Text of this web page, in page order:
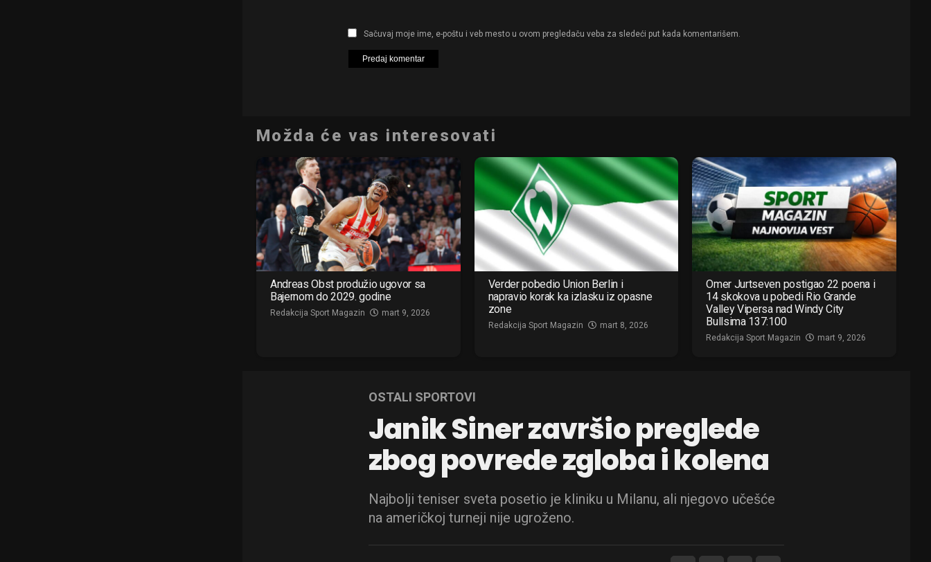
Sačuvaj moje ime, e-poštu i veb mesto u ovom pregledaču veba za sledeći put kada komentarišem.
Možda će vas interesovati
Andreas Obst produžio ugovor sa
Bajernom do 2029. godine
Redakcija Sport Magazin mart 9, 2026
Verder pobedio Union Berlin i
napravio korak ka izlasku iz opasne
zone
Redakcija Sport Magazin mart 8, 2026
Omer Jurtseven postigao 22 poena i
14 skokova u pobedi Rio Grande
Valley Vipersa nad Windy City
Bullsima 137:100
Redakcija Sport Magazin mart 9, 2026
OSTALI SPORTOVI
Janik Siner završio preglede
zbog povrede zgloba i kolena
Najbolji teniser sveta posetio je kliniku u Milanu, ali njegovo učešće
na američkoj turneji nije ugroženo.